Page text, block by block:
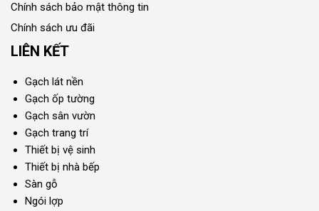
Chính sách bảo mật thông tin
Chính sách ưu đãi
LIÊN KẾT
Gạch lát nền
Gạch ốp tường
Gạch sân vườn
Gạch trang trí
Thiết bị vệ sinh
Thiết bị nhà bếp
Sàn gỗ
Ngói lợp